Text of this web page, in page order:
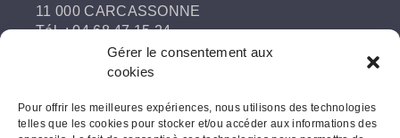
Gérer le consentement aux
cookies
Pour offrir les meilleures expériences, nous utilisons des technologies
telles que les cookies pour stocker et/ou accéder aux informations des
11 000 CARCASSONNE
Tél. : 04 68 47 15 24
snrouger@snrouger.fr
formulaire de contact